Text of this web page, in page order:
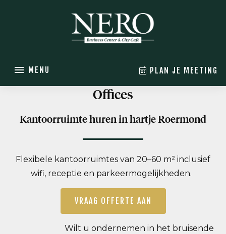
PLAN JE MEETING
MENU
Offices
Kantoorruimte huren in hartje Roermond
Flexibele kantoorruimtes van 20–60 m² inclusief
wifi, receptie en parkeermogelijkheden.
VRAAG OFFERTE AAN
Wilt u ondernemen in het bruisende